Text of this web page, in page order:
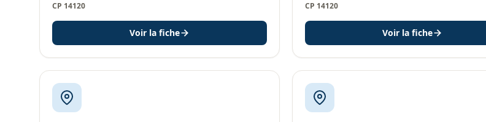
CP 14120
Voir la fiche
CP 14120
Voir la fiche